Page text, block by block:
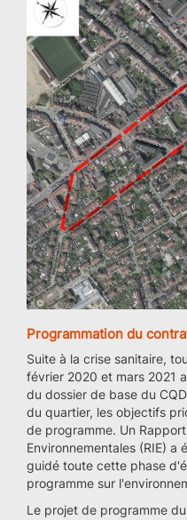
Programmation du
Suite à la crise sanitaire,
février 2020 et mars 2021
du dossier de base du
du quartier, les objectifs
de programme. Un
Environnementales (RIE)
guidé toute cette phase
programme sur
Le projet de programme